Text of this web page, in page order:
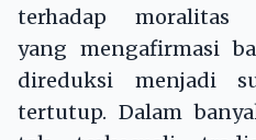
terhadap moralitas
yang mengafirmasi
direduksi menjadi
tertutup. Dalam